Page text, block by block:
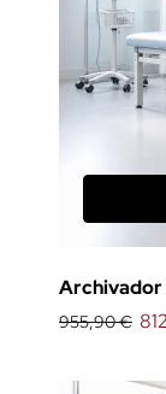
Archivador
955,90 €